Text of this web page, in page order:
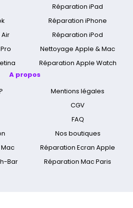
Réparation iPad
Réparation iPhone
Réparation iPod
Nettoyage Apple & Mac
Réparation Apple Watch
A propos
Bar
Mentions légales
CGV
FAQ
Nos boutiques
Réparation Ecran Apple
Réparation Mac Paris